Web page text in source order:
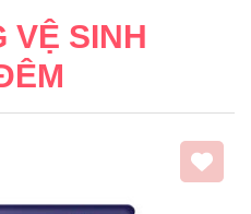
VỆ SINH